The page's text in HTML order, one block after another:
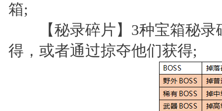
箱;
【秘录碎片】3种宝箱秘录
得，或者通过掠夺他们获得;